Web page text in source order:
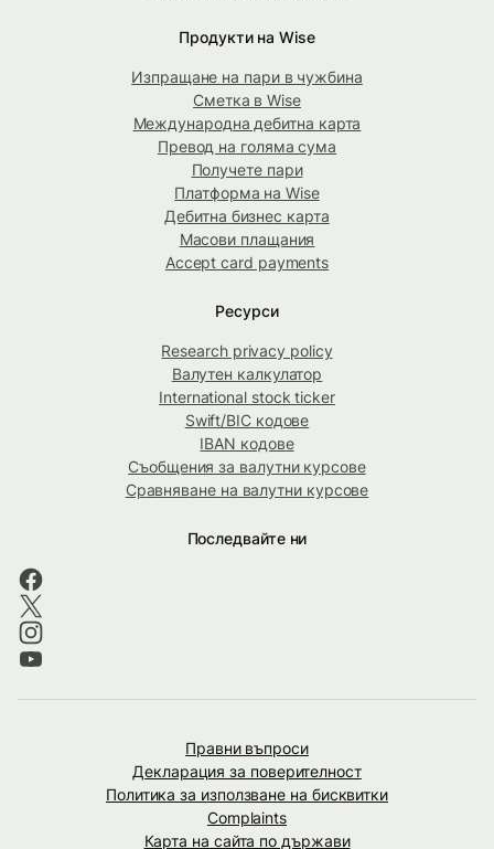
Продукти на Wise
Изпращане на пари в чужбина
Сметка в Wise
Международна дебитна карта
Превод на голяма сума
Получете пари
Платформа на Wise
Дебитна бизнес карта
Масови плащания
Accept card payments
Ресурси
Research privacy policy
Валутен калкулатор
International stock ticker
Swift/BIC кодове
IBAN кодове
Съобщения за валутни курсове
Сравняване на валутни курсове
Последвайте ни
Правни въпроси
Декларация за поверителност
Политика за използване на бисквитки
Complaints
Карта на сайта по държави